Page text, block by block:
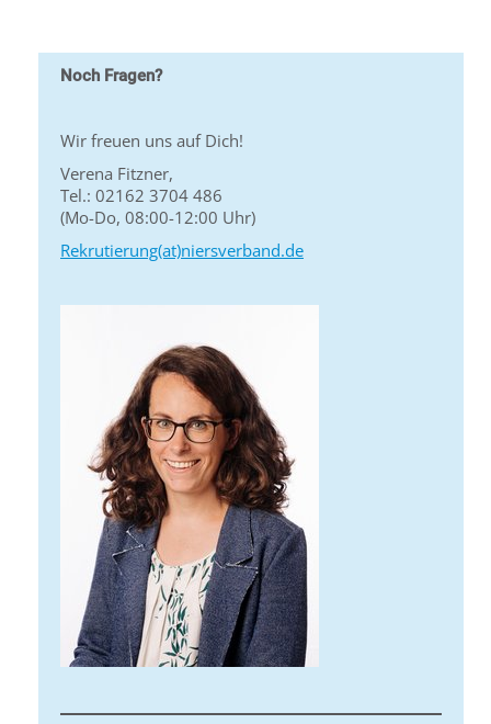
Noch Fragen?
Wir freuen uns auf Dich!
Verena Fitzner,
Tel.: 02162 3704 486
(Mo-Do, 08:00-12:00 Uhr)
Rekrutierung(at)niersverband.de